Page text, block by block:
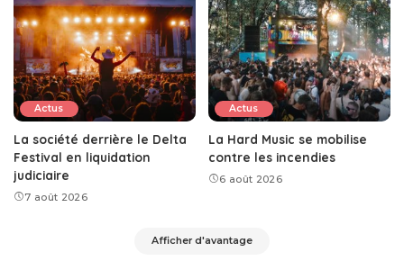
Actus
La société derrière le Delta
Festival en liquidation
judiciaire
7 août 2026
Actus
La Hard Music se mobilise
contre les incendies
6 août 2026
Afficher d'avantage